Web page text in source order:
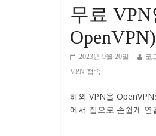
무료 VPN
OpenVPN)
2023년 9월 20일 코
VPN 접속
해외 VPN을
에서 집으로 손쉽게 연